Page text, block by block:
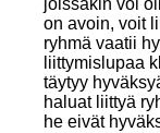
joissakin voi
on avoin, voit
ryhmä vaatii
liittymislupaa
täytyy
haluat liittyä
he eivät